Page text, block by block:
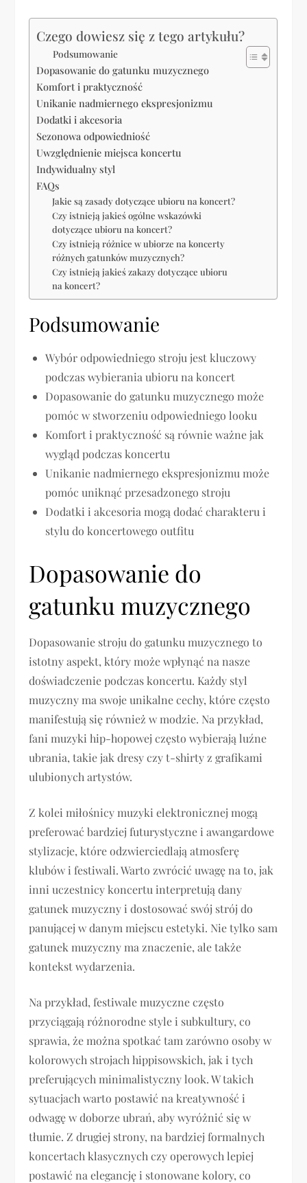
Czego dowiesz się z tego artykułu?
Podsumowanie
Dopasowanie do gatunku muzycznego
Komfort i praktyczność
Unikanie nadmiernego ekspresjonizmu
Dodatki i akcesoria
Sezonowa odpowiedniość
Uwzględnienie miejsca koncertu
Indywidualny styl
FAQs
Jakie są zasady dotyczące ubioru na koncert?
Czy istnieją jakieś ogólne wskazówki
dotyczące ubioru na koncert?
Czy istnieją różnice w ubiorze na koncerty
różnych gatunków muzycznych?
Czy istnieją jakieś zakazy dotyczące ubioru
na koncert?
Podsumowanie
Wybór odpowiedniego stroju jest kluczowy
podczas wybierania ubioru na koncert
Dopasowanie do gatunku muzycznego może
pomóc w stworzeniu odpowiedniego looku
Komfort i praktyczność są równie ważne jak
wygląd podczas koncertu
Unikanie nadmiernego ekspresjonizmu może
pomóc uniknąć przesadzonego stroju
Dodatki i akcesoria mogą dodać charakteru i
stylu do koncertowego outfitu
Dopasowanie do
gatunku muzycznego
Dopasowanie stroju do gatunku muzycznego to
istotny aspekt, który może wpłynąć na nasze
doświadczenie podczas koncertu. Każdy styl
muzyczny ma swoje unikalne cechy, które często
manifestują się również w modzie. Na przykład,
fani muzyki hip-hopowej często wybierają luźne
ubrania, takie jak dresy czy t-shirty z grafikami
ulubionych artystów.
Z kolei miłośnicy muzyki elektronicznej mogą
preferować bardziej futurystyczne i awangardowe
stylizacje, które odzwierciedlają atmosferę
klubów i festiwali. Warto zwrócić uwagę na to, jak
inni uczestnicy koncertu interpretują dany
gatunek muzyczny i dostosować swój strój do
panującej w danym miejscu estetyki. Nie tylko sam
gatunek muzyczny ma znaczenie, ale także
kontekst wydarzenia.
Na przykład, festiwale muzyczne często
przyciągają różnorodne style i subkultury, co
sprawia, że można spotkać tam zarówno osoby w
kolorowych strojach hippisowskich, jak i tych
preferujących minimalistyczny look. W takich
sytuacjach warto postawić na kreatywność i
odwagę w doborze ubrań, aby wyróżnić się w
tłumie. Z drugiej strony, na bardziej formalnych
koncertach klasycznych czy operowych lepiej
postawić na elegancję i stonowane kolory, co